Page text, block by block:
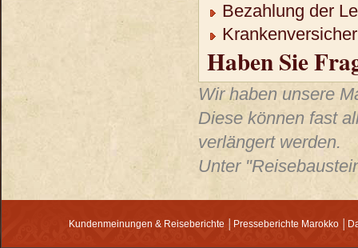
Bezahlung der
Haben Sie
Wir haben unsere
Diese können fast
verlängert werden.
Unter
Kundenmeinungen & Reiseberichte Presseberichte Marokko